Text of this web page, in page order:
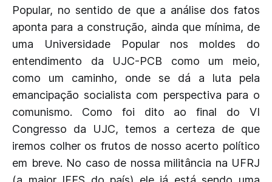
Popular, no sentido de que a análise dos fatos
aponta para a construção, ainda que mínima, de
uma Universidade Popular nos moldes do
entendimento da UJC-PCB como um meio,
como um caminho, onde se dá a luta pela
emancipação socialista com perspectiva para o
comunismo. Como foi dito ao final do VI
Congresso da UJC, temos a certeza de que
iremos colher os frutos de nosso acerto político
em breve. No caso de nossa militância na UFRJ